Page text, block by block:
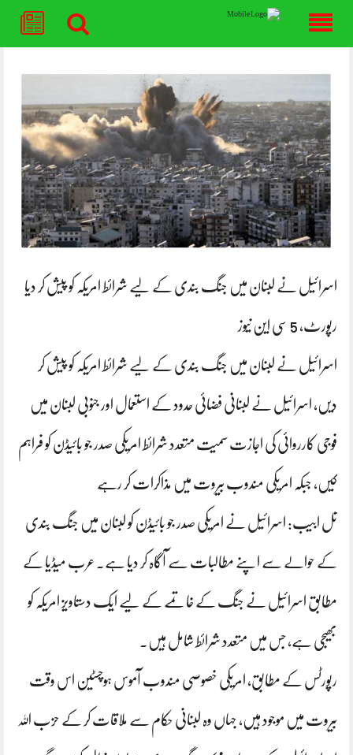
content
اسرائیل نے لبنان میں جنگ بندی کے لیے شرائط امریکہ کو پیش کر دیا
رپورٹ، 5 سی این نیوز
اسرائیل نے لبنان میں جنگ بندی کے لیے شرائط امریکہ کو پیش کر
دیں، اسرائیل نے لبنانی فضائی حدود کے استعمال اور جنوبی لبنان میں
فوجی کارروائی کی اجازت سمیت متعدد شرائط امریکی صدر جو بائیڈن کو فراہم
کیں، جبکہ امریکی مندوب بیروت میں مذاکرات کر رہے
تل ابیب: اسرائیل نے امریکی صدر جو بائیڈن کو لبنان میں جنگ بندی
کے حوالے سے اپنے مطالبات سے آگاہ کر دیا ہے۔ عرب میڈیا کے
مطابق اسرائیل نے جنگ کے خاتمے کے لیے ایک دستاویز امریکہ کو
بھیجی ہے، جس میں متعدد شرائط شامل ہیں۔
رپورٹس کے مطابق، امریکی خصوصی مندوب آموس ہوچسٹین اس وقت
بیروت میں موجود ہیں، جہاں وہ لبنانی حکام سے ملاقات کر کے حزب اللہ